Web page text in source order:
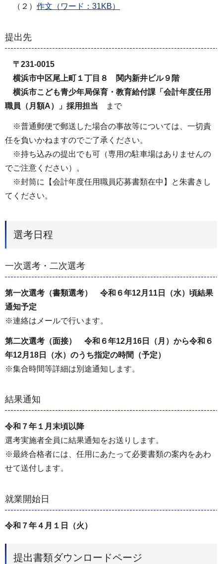
（２） 作文（ワード：31KB）
提出先
〒231-0015
横浜市中区尾上町１丁目８ 関内新井ビル９階
横浜市こども青少年局保育・教育給付課「会計年度任用
職員（月額A）」採用担当 まで
※普通郵便で郵送した場合の事故等については、一切責
任を負いかねますのでご了承ください。
※持ち込みの提出でも可（専用の駐車場はありませんの
でご注意ください）。
※封筒に【会計年度任用職員応募書類在中】と朱書きし
てください。
選考日程
一次選考・二次選考
第一次選考（書類選考） 令和６年12月11日（水）頃結果
通知予定
※連絡はメールで行います。
第二次選考（面接） 令和６年12月16日（月）から令和６
年12月18日（水）のうち指定の時間（予定）
※集合時間等詳細は別途通知します。
結果通知
令和７年１月末頃以降
選考実施者全員に結果通知をお送りします。
※最終合格者には、任用にあたって必要書類の案内をあわ
せて送付します。
就業開始日
令和７年４月１日（火）
提出書類ダウンロードページ